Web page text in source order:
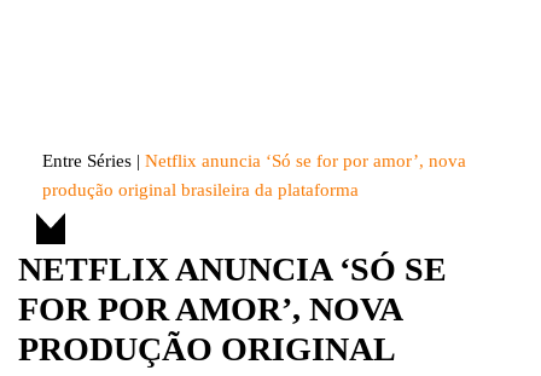
Entre Séries | Netflix anuncia ‘Só se for por amor’, nova
produção original brasileira da plataforma
NETFLIX ANUNCIA ‘SÓ SE
FOR POR AMOR’, NOVA
PRODUÇÃO ORIGINAL